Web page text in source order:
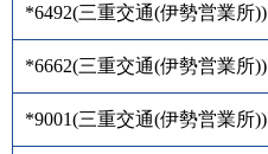
*6492(三重交通(伊勢営業所))
*6662(三重交通(伊勢営業所))
*9001(三重交通(伊勢営業所))